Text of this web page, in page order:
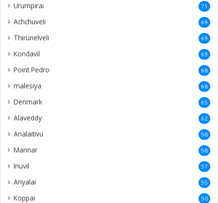
Urumpirai 71
Achchuveli 69
Thirunelveli 69
Kondavil 69
Point Pedro 68
malesiya 68
Denmark 65
Alaveddy 62
Analaitivu 58
Mannar 58
Inuvil 57
Ariyalai 55
Koppai 50